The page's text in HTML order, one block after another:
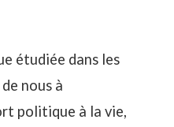
étudiée dans les
nous à
politique à la vie,